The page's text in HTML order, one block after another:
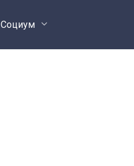
Социум